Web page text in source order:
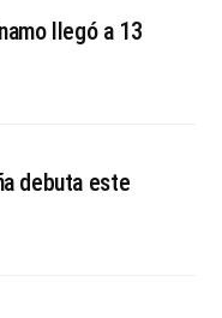
llegó a 13
debuta este